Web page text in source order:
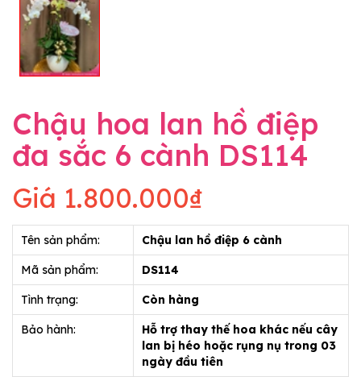
Chậu hoa lan hồ điệp
đa sắc 6 cành DS114
Giá 1.800.000₫
Tên sản phẩm: Chậu lan hồ điệp 6 cành
Mã sản phẩm: DS114
Tình trạng: Còn hàng
Bảo hành:
Hỗ trợ thay thế hoa khác nếu cây
lan bị héo hoặc rụng nụ trong 03
ngày đầu tiên